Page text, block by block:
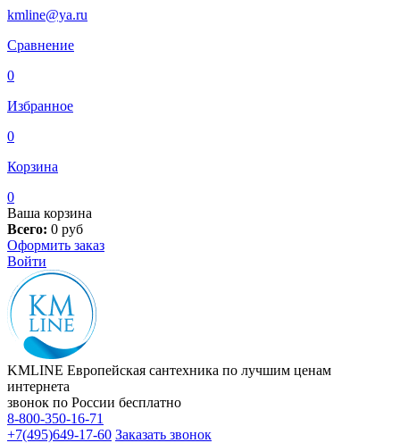
kmline@ya.ru
Сравнение
0
Избранное
0
Корзина
0
Ваша корзина
Всего: 0 руб
Оформить заказ
Войти
KMLINE Европейская сантехника по лучшим ценам
интернета
звонок по России бесплатно
8-800-350-16-71
+7(495)649-17-60 Заказать звонок